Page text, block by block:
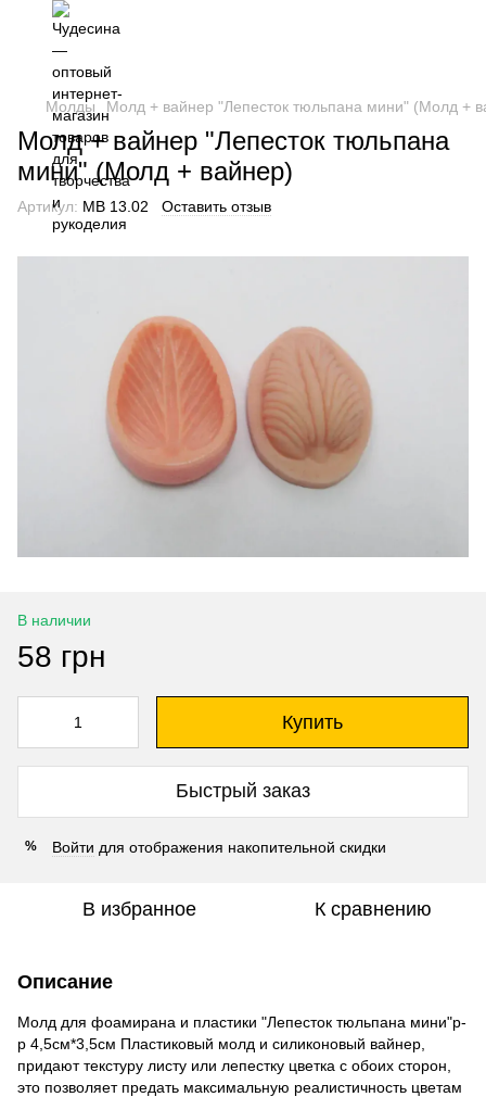
Молды Молд + вайнер "Лепесток тюльпана мини" (Молд +
Молд + вайнер "Лепесток тюльпана
мини" (Молд + вайнер)
Артикул: МВ 13.02 Оставить отзыв
В наличии
58 грн
Купить
Быстрый заказ
% Войти для отображения накопительной скидки
В избранное К сравнению
Описание
Молд для фоамирана и пластики "Лепесток тюльпана мини"р-
р 4,5см*3,5см Пластиковый молд и силиконовый вайнер,
придают текстуру листу или лепестку цветка с обоих сторон,
это позволяет предать максимальную реалистичность цветам